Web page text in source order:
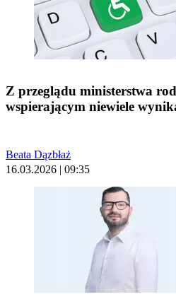
Z przeglądu ministerstwa
wspierającym niewiele
Beata Dązbłaż
16.03.2026 | 09:35